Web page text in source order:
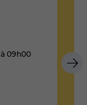
à 09h00